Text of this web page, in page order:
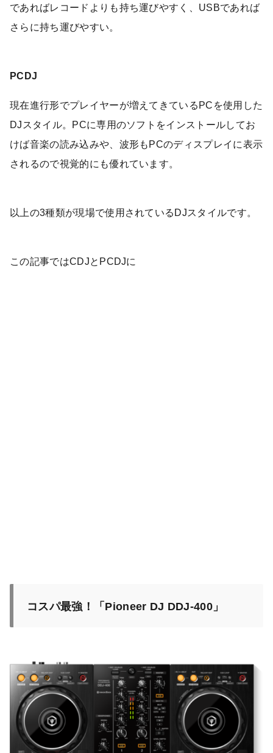
であればレコードよりも持ち運びやすく、USBであれば
さらに持ち運びやすい。
PCDJ
現在進行形でプレイヤーが増えてきているPCを使用した
DJスタイル。PCに専用のソフトをインストールしてお
けば音楽の読み込みや、波形もPCのディスプレイに表示
されるので視覚的にも優れています。
以上の3種類が現場で使用されているDJスタイルです。
この記事ではCDJとPCDJに
コスパ最強！「Pioneer DJ DDJ-400」